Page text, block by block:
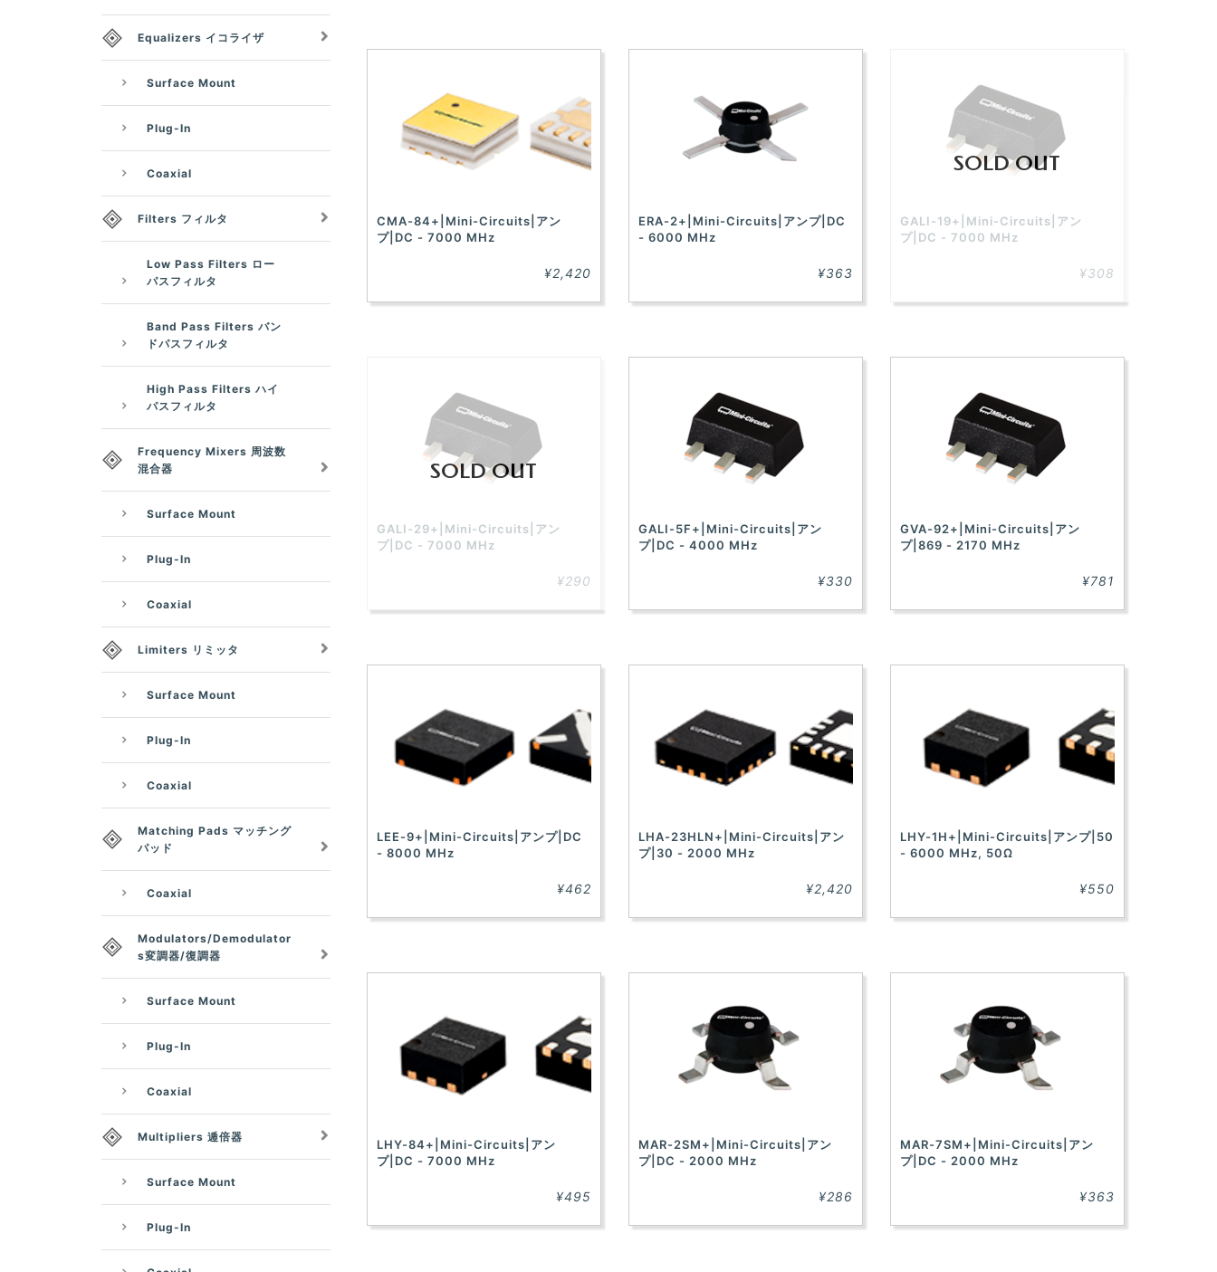
CMA-84+|Mini-Circuits|アン
プ|DC - 7000 MHz
¥2,420
ERA-2+|Mini-Circuits|アンプ|DC
- 6000 MHz
¥363
SOLD OUT
GALI-19+|Mini-Circuits|アン
プ|DC - 7000 MHz
¥308
SOLD OUT
GALI-29+|Mini-Circuits|アン
プ|DC - 7000 MHz
¥290
GALI-5F+|Mini-Circuits|アン
プ|DC - 4000 MHz
¥330
GVA-92+|Mini-Circuits|アン
プ|869 - 2170 MHz
¥781
LEE-9+|Mini-Circuits|アンプ|DC
- 8000 MHz
¥462
LHA-23HLN+|Mini-Circuits|アン
プ|30 - 2000 MHz
¥2,420
LHY-1H+|Mini-Circuits|アンプ|50
- 6000 MHz, 50Ω
¥550
LHY-84+|Mini-Circuits|アン
プ|DC - 7000 MHz
¥495
MAR-2SM+|Mini-Circuits|アン
プ|DC - 2000 MHz
¥286
MAR-7SM+|Mini-Circuits|アン
プ|DC - 2000 MHz
¥363
Equalizers イコライザ
Surface Mount
Plug-In
Coaxial
Filters フィルタ
Low Pass Filters ロー
パスフィルタ
Band Pass Filters バン
ドパスフィルタ
High Pass Filters ハイ
パスフィルタ
Frequency Mixers 周波数
混合器
Surface Mount
Plug-In
Coaxial
Limiters リミッタ
Surface Mount
Plug-In
Coaxial
Matching Pads マッチング
パッド
Coaxial
Modulators/Demodulator
s変調器/復調器
Surface Mount
Plug-In
Coaxial
Multipliers 逓倍器
Surface Mount
Plug-In